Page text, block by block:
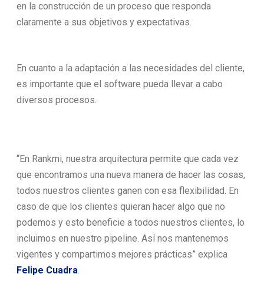
en la construcción de un proceso que responda
claramente a sus objetivos y expectativas.
En cuanto a la adaptación a las necesidades del cliente,
es importante que el software pueda llevar a cabo
diversos procesos.
“En Rankmi, nuestra arquitectura permite que cada vez
que encontramos una nueva manera de hacer las cosas,
todos nuestros clientes ganen con esa flexibilidad. En
caso de que los clientes quieran hacer algo que no
podemos y esto beneficie a todos nuestros clientes, lo
incluimos en nuestro pipeline. Así nos mantenemos
vigentes y compartimos mejores prácticas” explica
Felipe Cuadra.